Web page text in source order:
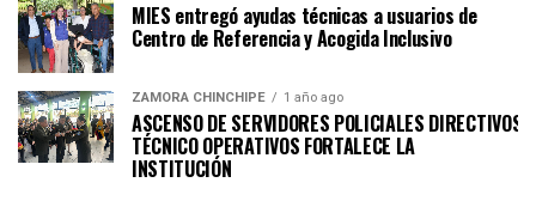
MIES entregó ayudas técnicas a usuarios de
Centro de Referencia y Acogida Inclusivo
ZAMORA CHINCHIPE 1 año ago
ASCENSO DE SERVIDORES POLICIALES DIRECTIVOS Y
TÉCNICO OPERATIVOS FORTALECE LA